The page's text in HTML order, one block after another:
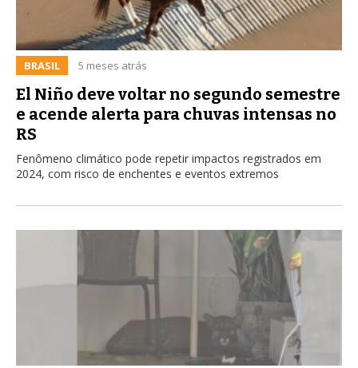
BRASIL 5 meses atrás
El Niño deve voltar no segundo semestre
e acende alerta para chuvas intensas no
RS
Fenômeno climático pode repetir impactos registrados em
2024, com risco de enchentes e eventos extremos